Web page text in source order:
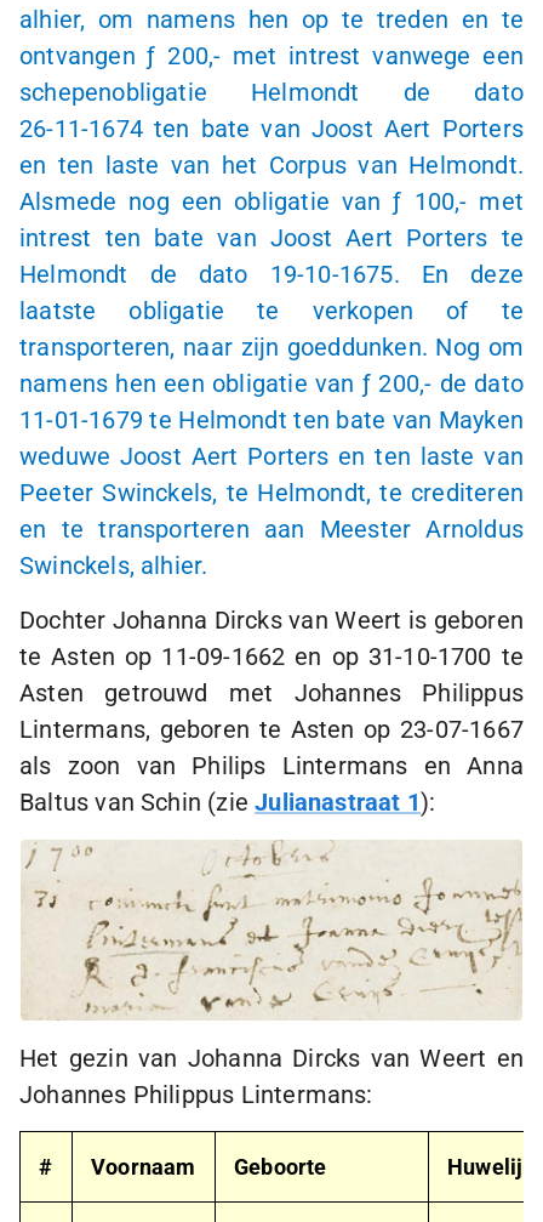
alhier, om namens hen op te treden en te
ontvangenƒ 200,- met intrest vanwege een
schepenobligatie Helmondt de dato
26-11-1674ten bate van Joost Aert Porters
en ten laste van het Corpus van Helmondt.
Alsmede nog een obligatie vanƒ 100,- met
intrest ten bate van Joost Aert Porters te
Helmondt de dato 19-10-1675. En deze
laatste obligatie te verkopen of te
transporteren, naar zijn goeddunken. Nog om
namens hen een obligatie van ƒ 200,- de dato
11-01-1679 te Helmondt ten bate van Mayken
weduwe Joost Aert Porters en ten laste van
Peeter Swinckels, te Helmondt, te crediteren
en te transporteren aan Meester Arnoldus
Swinckels, alhier.
Dochter Johanna Dircks van Weert is geboren
te Asten op 11-09-1662 en op 31-10-1700 te
Asten getrouwd met Johannes Philippus
Lintermans, geboren te Asten op 23-07-1667
als zoon van Philips Lintermans en Anna
Baltus van Schin (zieJulianastraat 1):
Het gezin van Johanna Dircks van Weert en
Johannes Philippus Lintermans:
# Voornaam Geboorte Huwelijk